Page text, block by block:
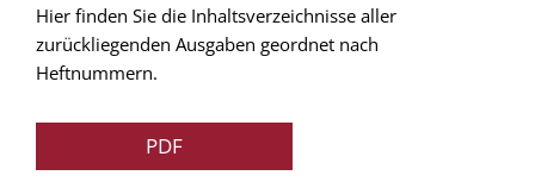
Hier finden Sie die Inhaltsverzeichnisse aller
zurückliegenden Ausgaben geordnet nach
Heftnummern.
PDF